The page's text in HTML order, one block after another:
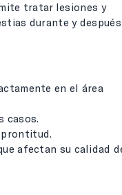
tratar lesiones y
durante y después
en el área
casos.
prontitud.
afectan su calidad